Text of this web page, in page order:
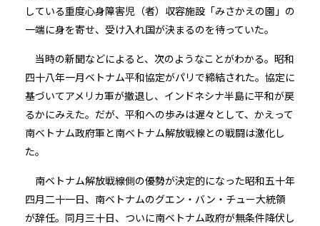
している重度心身障害児（者）収容施設「みさかえの園」の
一端に身を寄せ、受け入れ国が決まるのを待っていた。
当時の新聞などによると、次のようなことがわかる。昭和
四十八年一月ベトナム平和協定がパリで締結された。協定に
基づいてアメリカ軍が撤退し、インドネシナ半島に平和が戻
るかにみえた。だが、平和への歩みは遅々として、かえって
南ベトナム政府軍と南ベトナム解放戦線との戦闘は激化し
た。
南ベトナム解放戦線側の優勢が決定的になった昭和五十年
四月二十一日、南ベトナムのグエン・バン・チュー大統領
が辞任。同月三十日、ついに南ベトナム政府が無条件降伏し